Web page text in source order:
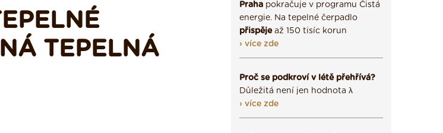
TEPELNÁ
Praha pokračuje v programu Čistá
energie. Na tepelné čerpadlo
přispějeaž 150 tisíc korun
› více zde
Proč se podkroví v létě přehřívá?
Důležitá není jen hodnota λ
› více zde